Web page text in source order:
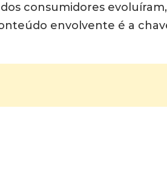
consumidores
envolvente é a